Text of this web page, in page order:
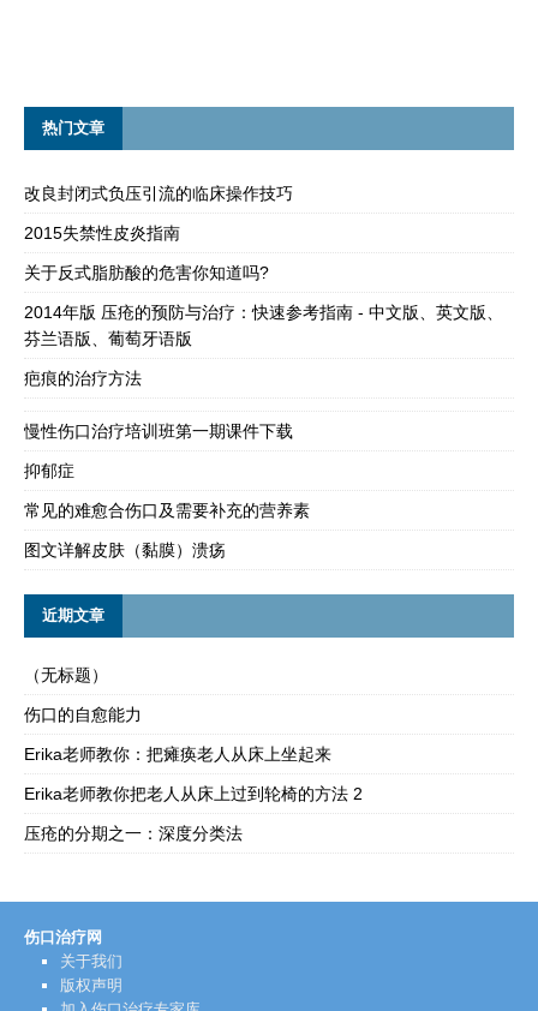
热门文章
改良封闭式负压引流的临床操作技巧
2015失禁性皮炎指南
关于反式脂肪酸的危害你知道吗?
2014年版 压疮的预防与治疗：快速参考指南 - 中文版、英文版、
芬兰语版、葡萄牙语版
疤痕的治疗方法
慢性伤口治疗培训班第一期课件下载
抑郁症
常见的难愈合伤口及需要补充的营养素
图文详解皮肤（黏膜）溃疡
近期文章
（无标题）
伤口的自愈能力
Erika老师教你：把瘫痪老人从床上坐起来
Erika老师教你把老人从床上过到轮椅的方法 2
压疮的分期之一：深度分类法
伤口治疗网
关于我们
版权声明